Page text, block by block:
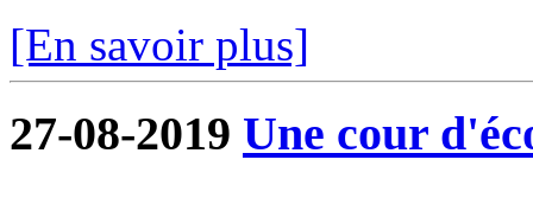
[En savoir plus]
27-08-2019 Une cour